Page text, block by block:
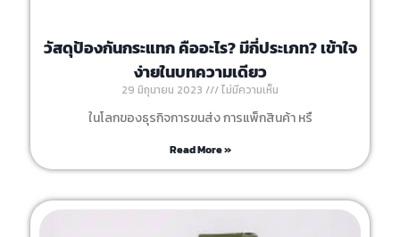
วัสดุป้องกันกระแทก คืออะไร? มีกี่ประเภท? เข้าใจ
ง่ายในบทความเดียว
29 มิถุนายน 2023 ไม่มีความเห็น
ในโลกของธุรกิจการขนส่ง การแพ็กสินค้า หรื
Read More »